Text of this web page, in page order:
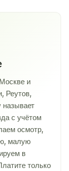
и
Реутов,
с учётом
осмотр,
малую
в
только